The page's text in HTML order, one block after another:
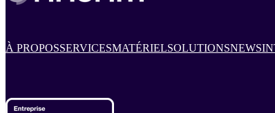
À PROPOSSERVICESMATÉRIELSOLUTIONSNEWS